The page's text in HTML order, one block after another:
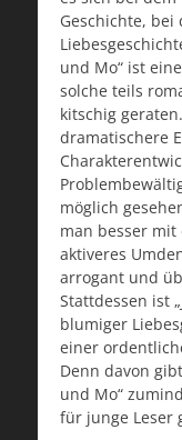
Geschichte,
und Mo“ ist
solche teils
kitschig
dramatischere
möglich
man besser
aktiveres
arrogant und
Stattdessen ist
blumiger
einer
Denn davon
und Mo“
für junge Leser